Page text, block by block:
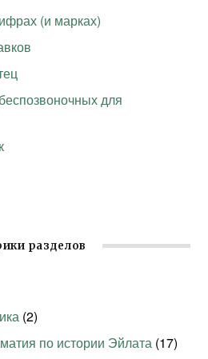
(и марках)
для
разделов
(2)
по истории Эйлата (17)